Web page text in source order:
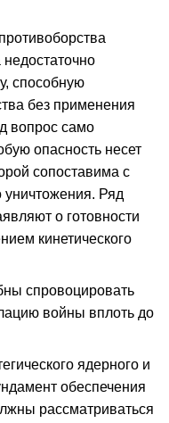
способную
без применения
вопрос само
опасность несет
сопоставима с
Ряд
о готовности
кинетического
спровоцировать
войны вплоть до
ядерного и
обеспечения
рассматриваться